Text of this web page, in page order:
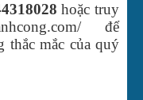
hoặc truy
để
thắc mắc của quý